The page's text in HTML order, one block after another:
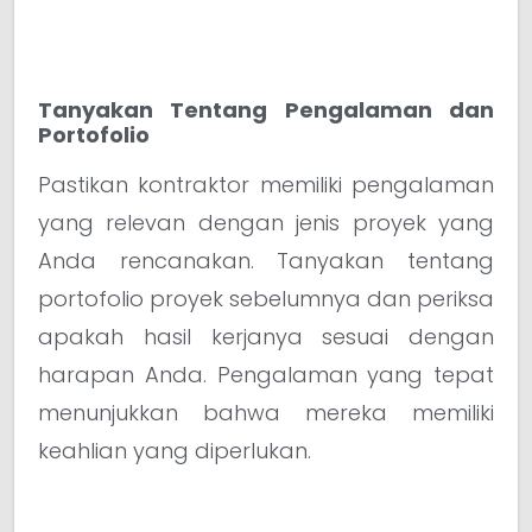
Tanyakan Tentang Pengalaman dan
Portofolio
Pastikan kontraktor memiliki pengalaman
yang relevan dengan jenis proyek yang
Anda rencanakan. Tanyakan tentang
portofolio proyek sebelumnya dan periksa
apakah hasil kerjanya sesuai dengan
harapan Anda. Pengalaman yang tepat
menunjukkan bahwa mereka memiliki
keahlian yang diperlukan.